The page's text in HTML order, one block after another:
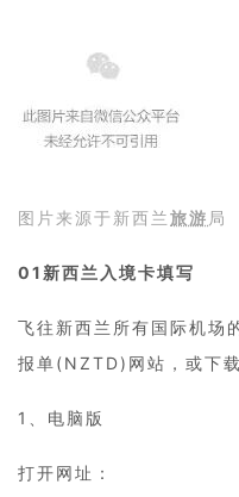
图片来源于新西兰旅游 局
01 新西兰入境卡填写
飞往新西兰所有国际机场
报单(NZTD)网站，或下
1、电脑版
打开网址：